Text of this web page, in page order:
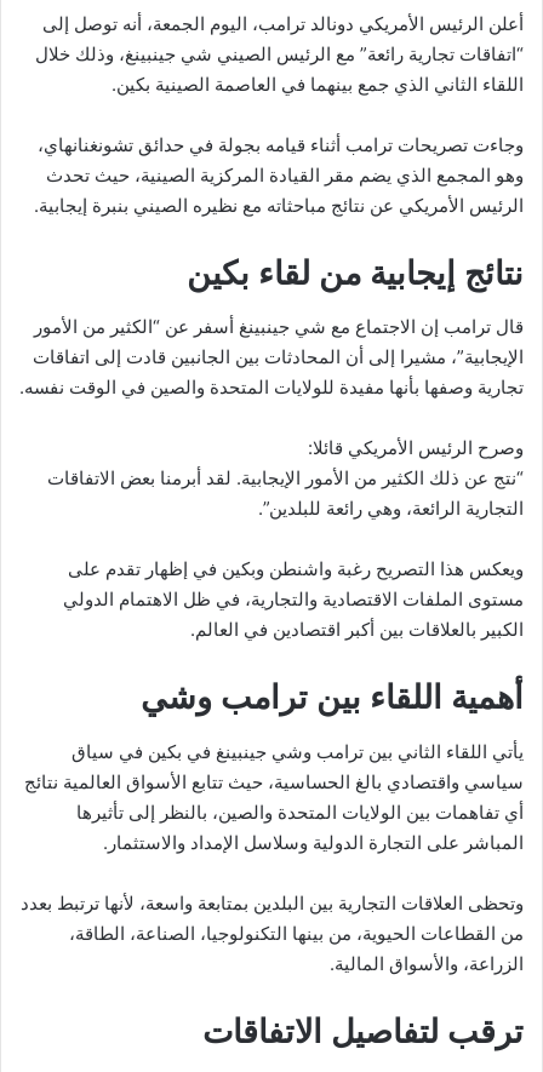
أعلن الرئيس الأمريكي دونالد ترامب، اليوم الجمعة، أنه توصل إلى
“اتفاقات تجارية رائعة” مع الرئيس الصيني شي جينبينغ، وذلك خلال
اللقاء الثاني الذي جمع بينهما في العاصمة الصينية بكين.
وجاءت تصريحات ترامب أثناء قيامه بجولة في حدائق تشونغنانهاي،
وهو المجمع الذي يضم مقر القيادة المركزية الصينية، حيث تحدث
الرئيس الأمريكي عن نتائج مباحثاته مع نظيره الصيني بنبرة إيجابية.
نتائج إيجابية من لقاء بكين
قال ترامب إن الاجتماع مع شي جينبينغ أسفر عن “الكثير من الأمور
الإيجابية”، مشيرا إلى أن المحادثات بين الجانبين قادت إلى اتفاقات
تجارية وصفها بأنها مفيدة للولايات المتحدة والصين في الوقت نفسه.
وصرح الرئيس الأمريكي قائلا:
“نتج عن ذلك الكثير من الأمور الإيجابية. لقد أبرمنا بعض الاتفاقات
التجارية الرائعة، وهي رائعة للبلدين”.
ويعكس هذا التصريح رغبة واشنطن وبكين في إظهار تقدم على
مستوى الملفات الاقتصادية والتجارية، في ظل الاهتمام الدولي
الكبير بالعلاقات بين أكبر اقتصادين في العالم.
أهمية اللقاء بين ترامب وشي
يأتي اللقاء الثاني بين ترامب وشي جينبينغ في بكين في سياق
سياسي واقتصادي بالغ الحساسية، حيث تتابع الأسواق العالمية نتائج
أي تفاهمات بين الولايات المتحدة والصين، بالنظر إلى تأثيرها
المباشر على التجارة الدولية وسلاسل الإمداد والاستثمار.
وتحظى العلاقات التجارية بين البلدين بمتابعة واسعة، لأنها ترتبط بعدد
من القطاعات الحيوية، من بينها التكنولوجيا، الصناعة، الطاقة،
الزراعة، والأسواق المالية.
ترقب لتفاصيل الاتفاقات